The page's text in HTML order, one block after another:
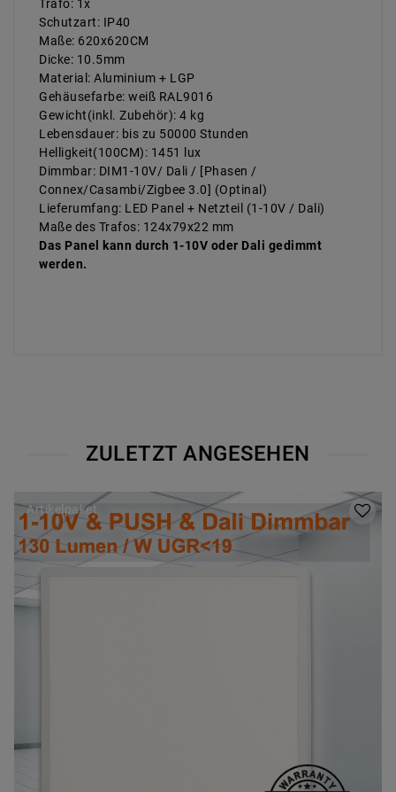
Trafo: 1x
Schutzart: IP40
Maße: 620x620CM
Dicke: 10.5mm
Material: Aluminium + LGP
Gehäusefarbe: weiß RAL9016
Gewicht(inkl. Zubehör): 4 kg
Lebensdauer: bis zu 50000 Stunden
Helligkeit(100CM): 1451 lux
Dimmbar: DIM1-10V/ Dali / [Phasen /
Connex/Casambi/Zigbee 3.0] (Optinal)
Lieferumfang: LED Panel + Netzteil (1-10V / Dali)
Maße des Trafos: 124x79x22 mm
Das Panel kann durch 1-10V oder Dali gedimmt
werden.
ZULETZT ANGESEHEN
Artikelpaket